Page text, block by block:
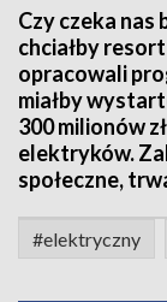
Czy czeka nas
chciałby
opracowali
miałby
300 milionów
elektryków.
społeczne,
#elektryczny